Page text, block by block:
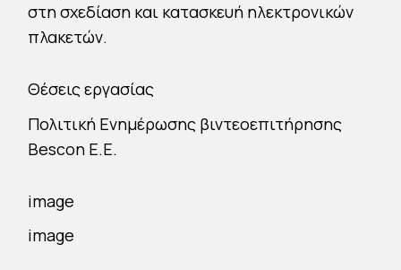
στη σχεδίαση και κατασκευή ηλεκτρονικών
πλακετών.
Θέσεις εργασίας
Πολιτική Ενημέρωσης βιντεοεπιτήρησης
Bescon E.E.